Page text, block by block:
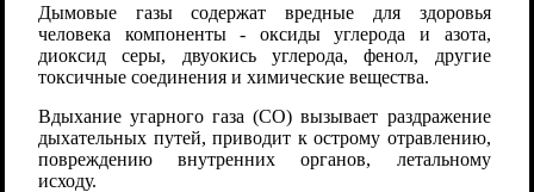
Дымовые газы содержат вредные для здоровья
человека компоненты - оксиды углерода и азота,
диоксид серы, двуокись углерода, фенол, другие
токсичные соединения и химические вещества.
Вдыхание угарного газа (СО) вызывает раздражение
дыхательных путей, приводит к острому отравлению,
повреждению внутренних органов, летальному
исходу.